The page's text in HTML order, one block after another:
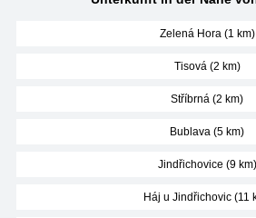
Zelená Hora (1 km)
Tisová (2 km)
Stříbrná (2 km)
Bublava (5 km)
Jindřichovice (9 km)
Háj u Jindřichovic (11